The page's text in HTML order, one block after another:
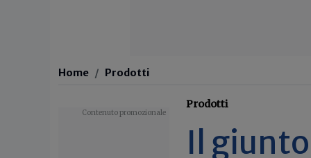
Home Prodotti
Prodotti
Il